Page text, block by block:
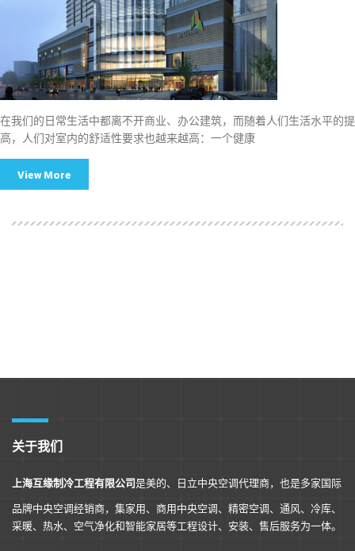
在我们的日常生活中都离不开商业、办公建筑，而随着人们生活水平的提
高，人们对室内的舒适性要求也越来越高：一个健康
View More
关于我们
上海互缘制冷工程有限公司是美的、日立中央空调代理商，也是多家国际
品牌中央空调经销商，集家用、商用中央空调、精密空调、通风、冷库、
采暖、热水、空气净化和智能家居等工程设计、安装、售后服务为一体。